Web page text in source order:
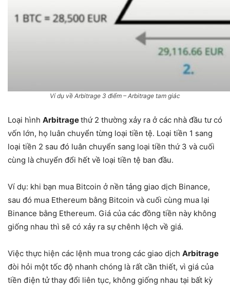
Ví dụ về Arbitrage 3 điểm – Arbitrage tam giác
Loại hình Arbitragethứ 2 thường xảy ra ở các nhà đầu tư có
vốn lớn, họ luân chuyển từng loại tiền tệ. Loại tiền 1 sang
loại tiền 2 sau đó luân chuyển sang loại tiền thứ 3 và cuối
cùng là chuyển đổi hết về loại tiền tệ ban đầu.
Ví dụ: khi bạn mua Bitcoin ở nền tảng giao dịch Binance,
sau đó mua Ethereum bằng Bitcoin và cuối cùng mua lại
Binance bằng Ethereum. Giá của các đồng tiền này không
giống nhau thì sẽ có xảy ra sự chênh lệch về giá.
Việc thực hiện các lệnh mua trong các giao dịch Arbitrage
đòi hỏi một tốc độ nhanh chóng là rất cần thiết, vì giá của
tiền điện tử thay đổi liên tục, không giống nhau tại bất kỳ